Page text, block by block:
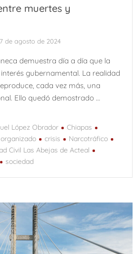
muertes y
7 de agosto de 2024
demuestra día a día que la
gubernamental. La realidad
cada vez más, una
Ello quedó demostrado …
López Obrador
Chiapas
crisis
Narcotráfico
Civil Las Abejas de Acteal
sociedad